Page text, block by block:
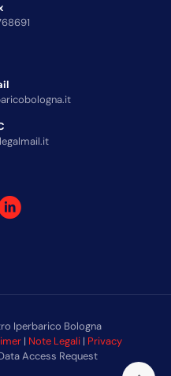
Iperbarico Bologna
| Note Legali| Privacy
Access Request